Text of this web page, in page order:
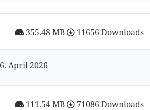
111.54 MB 71086 Downloads
355.48 MB 11656 Downloads
6. April 2026